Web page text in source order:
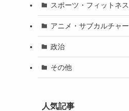
スポーツ・フィットネス
アニメ・サブカルチャー
政治
その他
人気記事